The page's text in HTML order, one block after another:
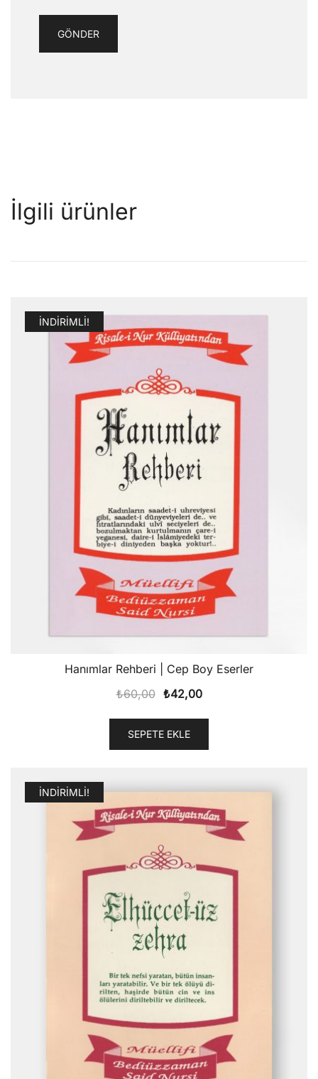
İlgili ürünler
İNDIRIMLI!
Hanımlar Rehberi | Cep Boy Eserler
₺60,00 Orijinal
₺60,00.
₺42,00Şu
₺42,00.
SEPETE EKLE
İNDIRIMLI!